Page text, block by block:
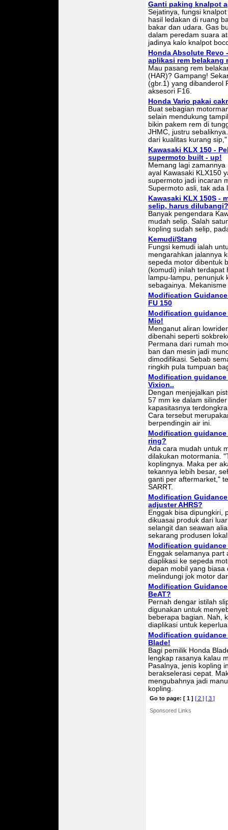
Ganti paking knalpot
Sejatinya, fungsi
hasil ledakan di ruang
bakar dan udara. Gas
dalam peredam suara
jadinya kalo knalpot
Honda Absolute Revo
aplikasi rem belakang
Mau pasang rem
(HAR)? Gampang!
(gbr.1) yang dibanderol
aksesori F16.
Honda Vario pakai
Buat sebagian
selain mendukung
bikin pakem rem di
JHMC, justru
dari kualitas kurang
Kawasaki KLX 150 -
supermoto built - up!
Memang lagi
ayal Kawasaki KLX150
supermoto jadi incaran
Supermoto asli, tak ada
Kawasaki KLX 150S -
selip, harus dilubangi?
Banyak pengendara
mudah selip. Salah
kopling sudah selip,
Kemudi/Stang
Fungsi kemudi ialah
mengarahkan jalannya
sepeda motor dibentuk
(komudi) inilah terdapat
lampu-lampu, penunjuk
sebagainya.
Modification
FU 150
Modification
Mio!
Menganut aliran
dibenahi seperti
Permana dari rumah
ban dan mesin jadi
dimodifikasi. Sebab
ringkih pula tumpuan
Modification
Vixion..
Dengan menjejalkan
57 mm ke dalam
kapasitasnya
Cara tersebut
berpendingin air ini.
Modification
ring?
Ada cara mudah untuk
dilakukan motormania.
koplingnya. Maka per
tekannya lebih besar,
ganti per aftermarket,"
SARRT.
Modification
adjuster AHRS?
Enggak bisa dipungkiri,
dikuasai produk dari
selangit dan seawan
sekarang produsen
Modification
Enggak selamanya part
diaplikasi ke sepeda
depan mobil yang biasa
melindungi jok motor
Modification
BeAT?
Pernah dengar istilah
digunakan untuk
beberapa bagian. Nah,
diaplikasi untuk
Modification
Blade!
Bagi pemilik Honda
lengkap rasanya kalau
Pasalnya, jenis kopling
berakselerasi cepat.
mengubahnya jadi
kopling.
Go to page: [ 1 ] [ 2 ] [ 3 ]
Sponsored Links